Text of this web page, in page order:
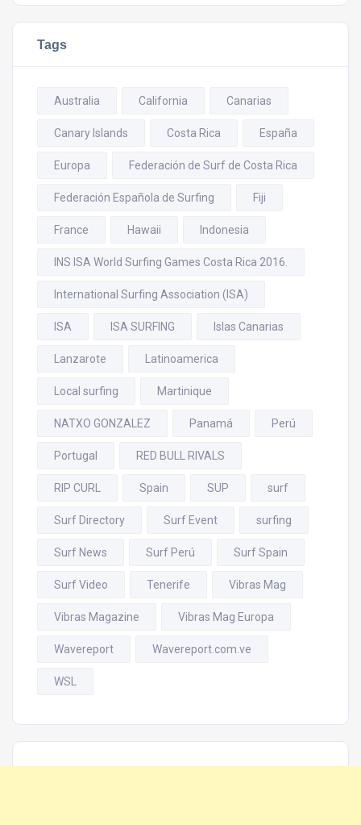
Tags
Australia California Canarias
Canary Islands Costa Rica España
Europa Federación de Surf de Costa Rica
Federación Española de Surfing Fiji
France Hawaii Indonesia
INS ISA World Surfing Games Costa Rica 2016.
International Surfing Association (ISA)
ISA ISA SURFING Islas Canarias
Lanzarote Latinoamerica
Local surfing Martinique
NATXO GONZALEZ Panamá Perú
Portugal RED BULL RIVALS
RIP CURL Spain SUP surf
Surf Directory Surf Event surfing
Surf News Surf Perú Surf Spain
Surf Video Tenerife Vibras Mag
Vibras Magazine Vibras Mag Europa
Wavereport Wavereport.com.ve
WSL